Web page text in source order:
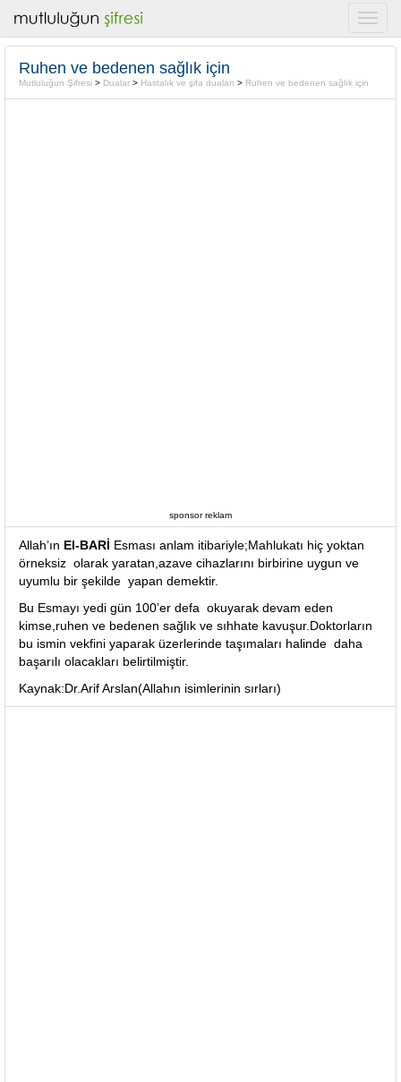
Ruhen ve bedenen sağlık için
Mutluluğun Şifresi > Dualar > Hastalık ve şifa duaları > Ruhen ve bedenen sağlık için
sponsor reklam
Allah’ın El-BARİ Esması anlam itibariyle;Mahlukatı hiç yoktan
örneksiz olarak yaratan,azave cihazlarını birbirine uygun ve
uyumlu bir şekilde yapan demektir.
Bu Esmayı yedi gün 100’er defa okuyarak devam eden
kimse,ruhen ve bedenen sağlık ve sıhhate kavuşur.Doktorların
bu ismin vekfini yaparak üzerlerinde taşımaları halinde daha
başarılı olacakları belirtilmiştir.
Kaynak:Dr.Arif Arslan(Allahın isimlerinin sırları)